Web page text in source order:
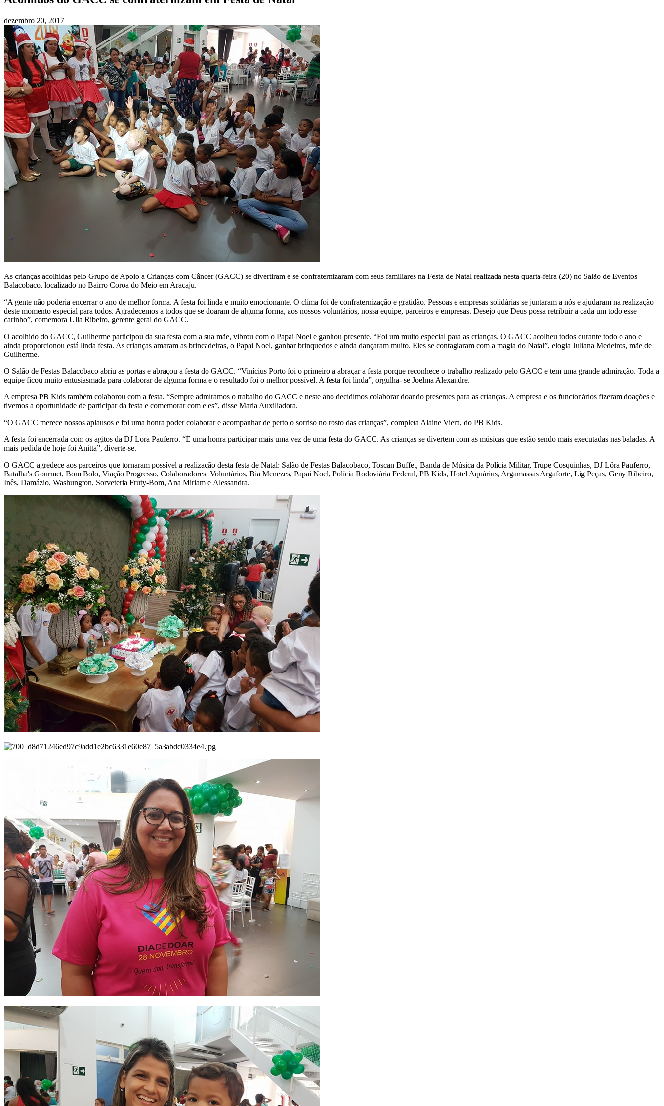
dezembro 20, 2017
As crianças acolhidas pelo Grupo de Apoio a Crianças com Câncer (GACC) se divertiram e se confraternizaram com seus familiares na Festa de Natal realizada nesta quarta-feira (20) no Salão de Eventos
Balacobaco, localizado no Bairro Coroa do Meio em Aracaju.
“A gente não poderia encerrar o ano de melhor forma. A festa foi linda e muito emocionante. O clima foi de confraternização e gratidão. Pessoas e empresas solidárias se juntaram a nós e ajudaram na realização
deste momento especial para todos. Agradecemos a todos que se doaram de alguma forma, aos nossos voluntários, nossa equipe, parceiros e empresas. Desejo que Deus possa retribuir a cada um todo esse
carinho”, comemora Ulla Ribeiro, gerente geral do GACC.
O acolhido do GACC, Guilherme participou da sua festa com a sua mãe, vibrou com o Papai Noel e ganhou presente. “Foi um muito especial para as crianças. O GACC acolheu todos durante todo o ano e
ainda proporcionou está linda festa. As crianças amaram as brincadeiras, o Papai Noel, ganhar brinquedos e ainda dançaram muito. Eles se contagiaram com a magia do Natal”, elogia Juliana Medeiros, mãe de
Guilherme.
O Salão de Festas Balacobaco abriu as portas e abraçou a festa do GACC. “Vinícius Porto foi o primeiro a abraçar a festa porque reconhece o trabalho realizado pelo GACC e tem uma grande admiração. Toda a
equipe ficou muito entusiasmada para colaborar de alguma forma e o resultado foi o melhor possível. A festa foi linda”, orgulha- se Joelma Alexandre.
A empresa PB Kids também colaborou com a festa. “Sempre admiramos o trabalho do GACC e neste ano decidimos colaborar doando presentes para as crianças. A empresa e os funcionários fizeram doações e
tivemos a oportunidade de participar da festa e comemorar com eles”, disse Maria Auxiliadora.
“O GACC merece nossos aplausos e foi uma honra poder colaborar e acompanhar de perto o sorriso no rosto das crianças”, completa Alaine Viera, do PB Kids.
A festa foi encerrada com os agitos da DJ Lora Pauferro. “É uma honra participar mais uma vez de uma festa do GACC. As crianças se divertem com as músicas que estão sendo mais executadas nas baladas. A
mais pedida de hoje foi Anitta”, diverte-se.
O GACC agredece aos parceiros que tornaram possível a realização desta festa de Natal: Salão de Festas Balacobaco, Toscan Buffet, Banda de Música da Polícia Militar, Trupe Cosquinhas, DJ Lôra Pauferro,
Batalha's Gourmet, Bom Bolo, Viação Progresso, Colaboradores, Voluntários, Bia Menezes, Papai Noel, Polícia Rodoviária Federal, PB Kids, Hotel Aquárius, Argamassas Argaforte, Lig Peças, Geny Ribeiro,
Inês, Damázio, Washungton, Sorveteria Fruty-Bom, Ana Miriam e Alessandra.